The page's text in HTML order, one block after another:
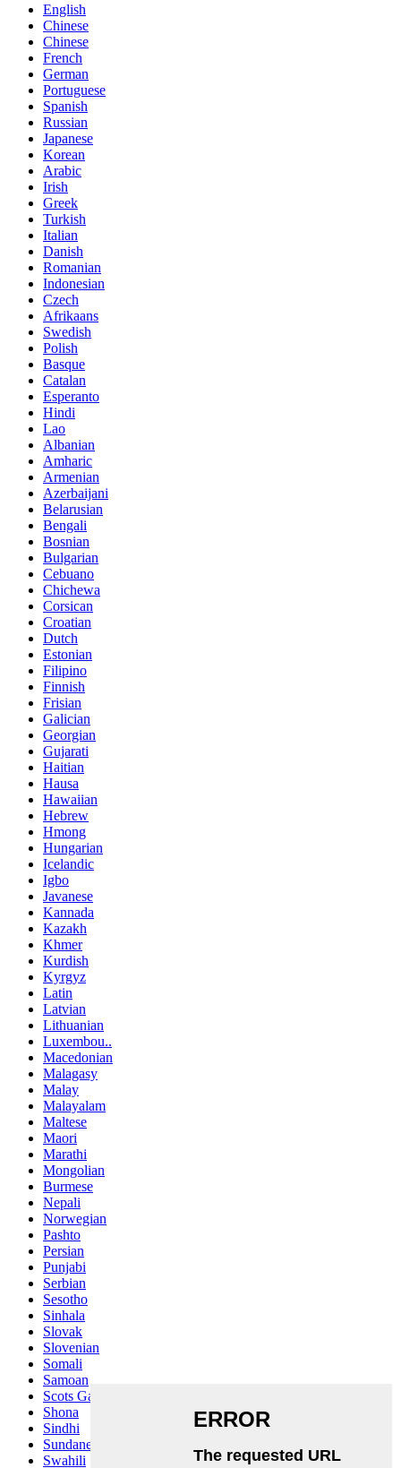
English
Chinese
Chinese
French
German
Portuguese
Spanish
Russian
Japanese
Korean
Arabic
Irish
Greek
Turkish
Italian
Danish
Romanian
Indonesian
Czech
Afrikaans
Swedish
Polish
Basque
Catalan
Esperanto
Hindi
Lao
Albanian
Amharic
Armenian
Azerbaijani
Belarusian
Bengali
Bosnian
Bulgarian
Cebuano
Chichewa
Corsican
Croatian
Dutch
Estonian
Filipino
Finnish
Frisian
Galician
Georgian
Gujarati
Haitian
Hausa
Hawaiian
Hebrew
Hmong
Hungarian
Icelandic
Igbo
Javanese
Kannada
Kazakh
Khmer
Kurdish
Kyrgyz
Latin
Latvian
Lithuanian
Luxembou..
Macedonian
Malagasy
Malay
Malayalam
Maltese
Maori
Marathi
Mongolian
Burmese
Nepali
Norwegian
Pashto
Persian
Punjabi
Serbian
Sesotho
Sinhala
Slovak
Slovenian
Somali
Samoan
Scots Gaelic
Shona
Sindhi
Sundanese
Swahili